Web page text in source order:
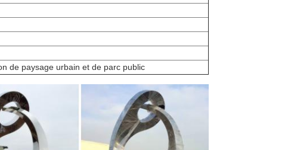
de paysage urbain et de parc public